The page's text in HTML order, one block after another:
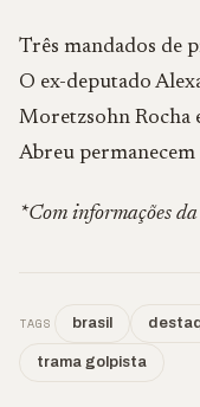
Três mandados de
O ex-deputado
Moretzsohn Rocha
Abreu
*Com informações
TAGS brasil
trama golpista